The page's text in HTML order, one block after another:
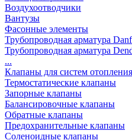
Воздухоотводчики
Вантузы
Фасонные элементы
Трубопроводная арматура
Трубопроводная арматура
...
Клапаны для систем отопления
Термостатические клапаны
Запорные клапаны
Балансировочные клапаны
Обратные клапаны
Предохранительные клапаны
Соленоидные клапаны